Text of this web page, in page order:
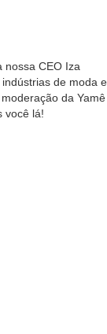
nossa CEO Iza
de moda e
da Yamê
você lá!